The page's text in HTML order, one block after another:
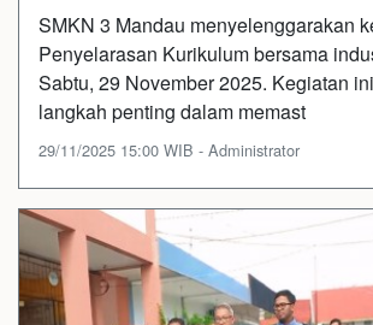
SMKN 3 Mandau menyelenggarakan
Penyelarasan Kurikulum bersama
Sabtu, 29 November 2025. Kegiatan
langkah penting dalam memast
29/11/2025 15:00 WIB - Administrator